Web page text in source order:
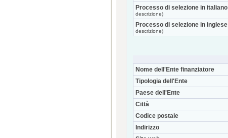
Processo di selezione in italiano
descrizione)
Processo di selezione in inglese
descrizione)
Nome dell'Ente finanziatore
Tipologia dell'Ente
Paese dell'Ente
Città
Codice postale
Indirizzo